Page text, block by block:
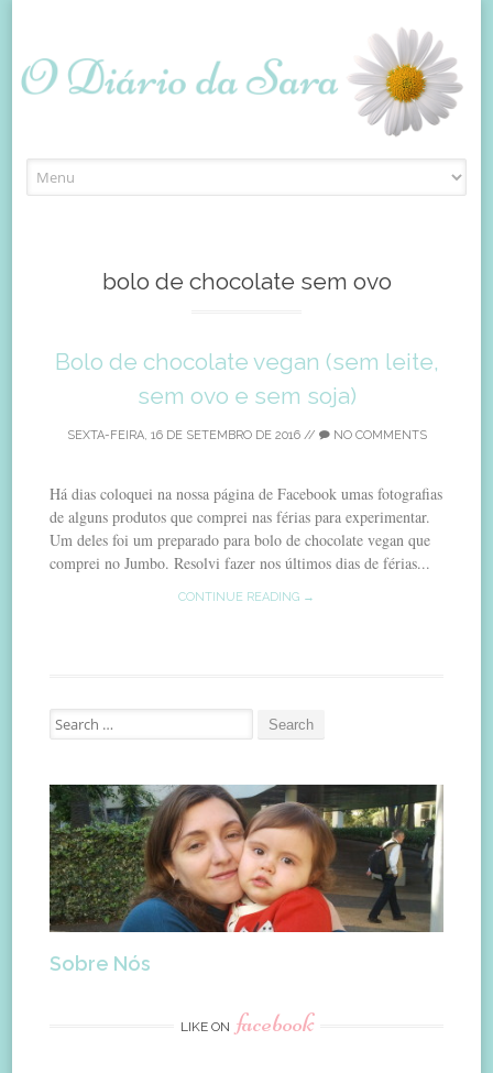
to
bolo de chocolate sem ovo
Bolo de chocolate vegan (sem leite,
sem ovo e sem soja)
SEXTA-FEIRA, 16 DE SETEMBRO DE 2016// NO COMMENTS
Há dias coloquei na nossa página de Facebook umas fotografias
de alguns produtos que comprei nas férias para experimentar.
Um deles foi um preparado para bolo de chocolate vegan que
comprei no Jumbo. Resolvi fazer nos últimos dias de férias...
CONTINUE READING →
Search
for:
Sobre Nós
LIKE ON facebook